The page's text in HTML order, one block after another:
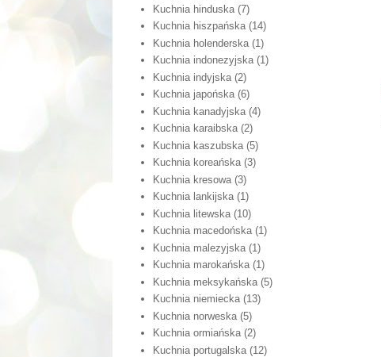
Kuchnia hinduska (7)
Kuchnia hiszpańska (14)
Kuchnia holenderska (1)
Kuchnia indonezyjska (1)
Kuchnia indyjska (2)
Kuchnia japońska (6)
Kuchnia kanadyjska (4)
Kuchnia karaibska (2)
Kuchnia kaszubska (5)
Kuchnia koreańska (3)
Kuchnia kresowa (3)
Kuchnia lankijska (1)
Kuchnia litewska (10)
Kuchnia macedońska (1)
Kuchnia malezyjska (1)
Kuchnia marokańska (1)
Kuchnia meksykańska (5)
Kuchnia niemiecka (13)
Kuchnia norweska (5)
Kuchnia ormiańska (2)
Kuchnia portugalska (12)